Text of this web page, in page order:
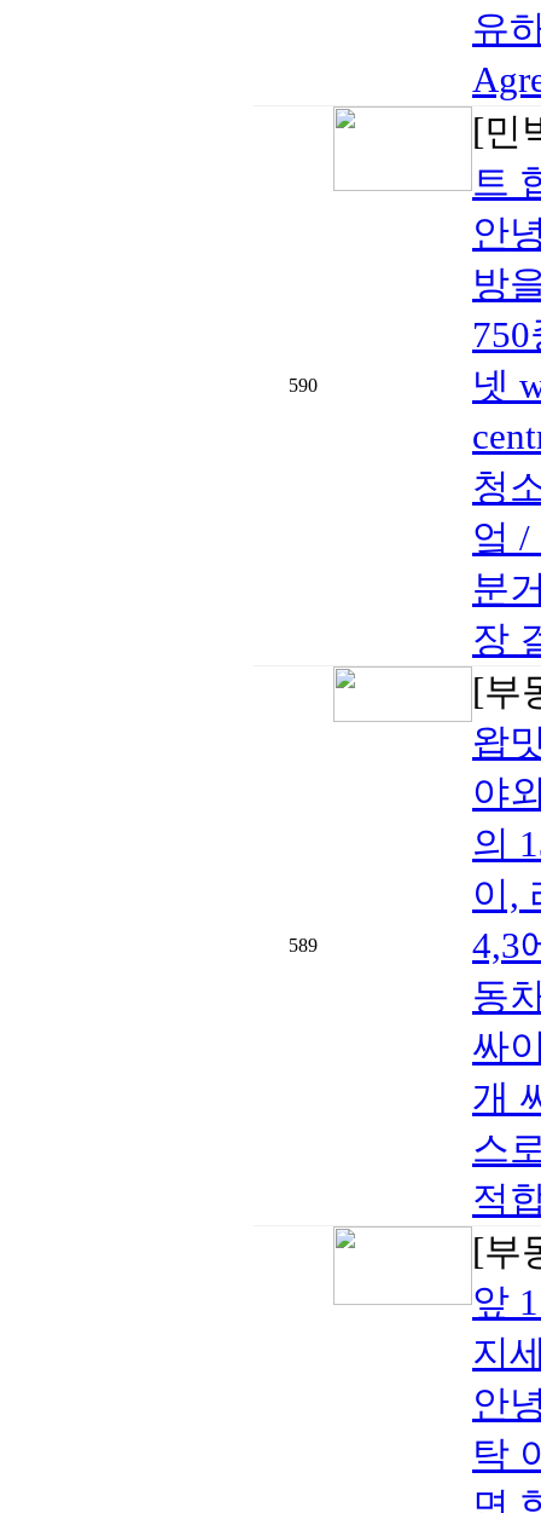
유
590
[민
트
안
방
넷
청
엌 /
분
장
589
[부
왑
야
의
이,
4,3
동
싸
개
스
적
[부
앞
지
안
탁